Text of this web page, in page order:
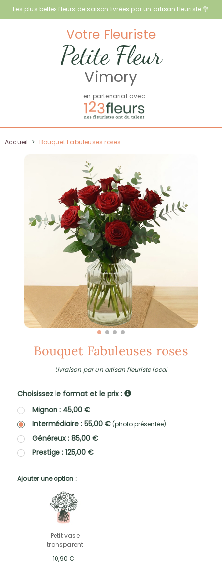
Les plus belles fleurs de saison livrées par un artisan fleuriste 💐
Votre Fleuriste
Petite Fleur
Vimory
en partenariat avec
Accueil > Bouquet Fabuleuses roses
Bouquet Fabuleuses roses
Livraison par un artisan fleuriste local
Choisissez le format et le prix :
Mignon : 45,00 €
Intermédiaire : 55,00 € (photo présentée)
Généreux : 85,00 €
Prestige : 125,00 €
Ajouter une option :
Petit vase
transparent
10,90 €